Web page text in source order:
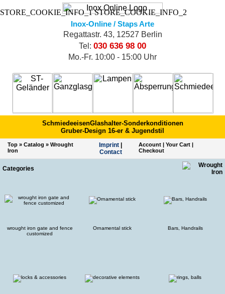
STORE_COOKIE_INFO_1STORE_COOKIE_INFO_2
Inox-Online / Staps Arte
Regattastr. 43, 12527 Berlin
Tel: 030 636 98 00
Mo.-Fr. 10:00 - 15:00 Uhr
SchmiedeeisenGlashalter-Sonderkonditionen
Gruber-Design 16-er & Jugendstil
Top » Catalog » Wrought
Iron
Imprint
Contact
Account| Your Cart|
Checkout
Categories
wrought iron gate and fence
customized
Ornamental stick Bars, Handrails